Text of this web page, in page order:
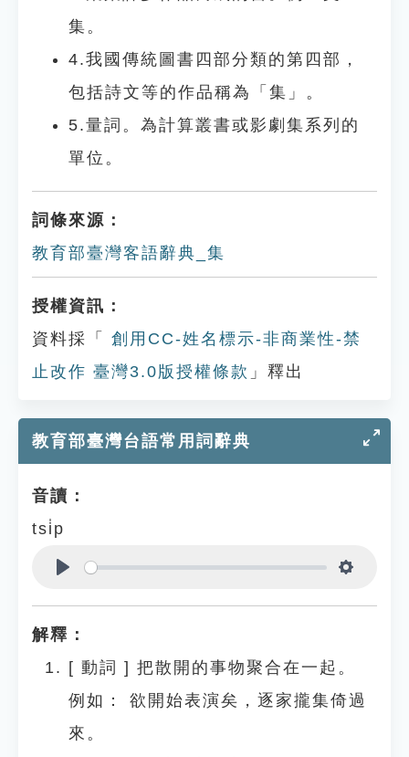
集。
4.我國傳統圖書四部分類的第四部，
包括詩文等的作品稱為「集」。
5.量詞。為計算叢書或影劇集系列的
單位。
詞條來源：
教育部臺灣客語辭典_集
授權資訊：
資料採「
創用CC-姓名標示-非商業性-禁
止改作 臺灣3.0版授權條款 」釋出
教育部臺灣台語常用詞辭典
音讀：
tsi̍p
解釋：
[ 動詞 ] 把散開的事物聚合在一起。
例如：
欲開始表演矣，逐家攏集倚過
來。